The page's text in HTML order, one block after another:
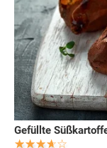
Gefüllte